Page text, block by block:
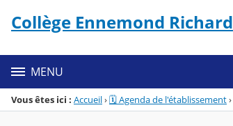
Menu de la rubrique
Contenu
Collège Ennemond Richard
MENU
Vous êtes ici : Accueil›🗓️ Agenda de l'établissement›